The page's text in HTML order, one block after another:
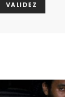
VALIDEZ